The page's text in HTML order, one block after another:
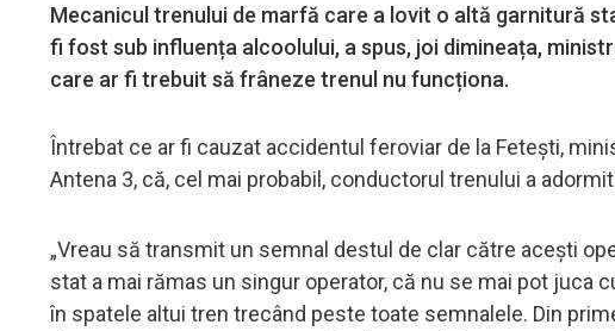
Mecanicul trenului de marfă care a lovit o altă garnitură
fi fost sub influența alcoolului, a spus, joi dimineața,
care ar fi trebuit să frâneze trenul nu funcționa.
Întrebat ce ar fi cauzat accidentul feroviar de la Fetești,
Antena 3, că, cel mai probabil, conductorul trenului a
„Vreau să transmit un semnal destul de clar către acești
stat a mai rămas un singur operator, că nu se mai pot juca
în spatele altui tren trecând peste toate semnalele. Din